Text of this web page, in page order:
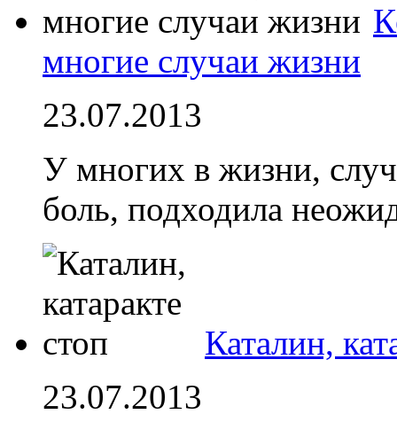
многие случаи жизни
23.07.2013
У многих в жизни,
боль, подходила
Каталин,
23.07.2013